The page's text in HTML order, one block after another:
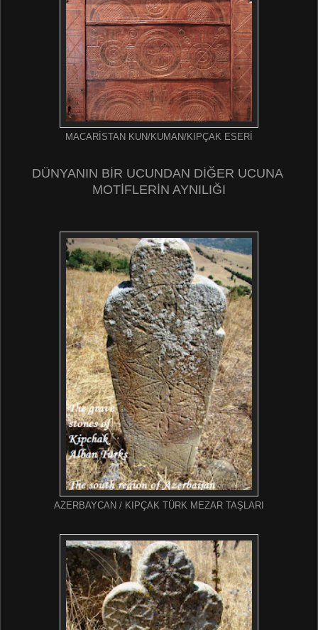
MACARİSTAN KUN/KUMAN/KIPÇAK ESERİ
DÜNYANIN BİR UCUNDAN DİĞER UCUNA
MOTİFLERİN AYNILIĞI
AZERBAYCAN / KIPÇAK TÜRK MEZAR TAŞLARI